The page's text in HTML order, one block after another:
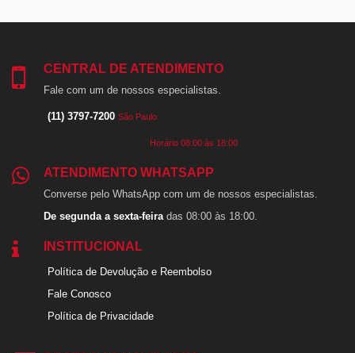
CENTRAL DE ATENDIMENTO
Fale com um de nossos especialistas.
(11) 3797-7200 São Paulo
Horário 08:00 às 18:00
ATENDIMENTO WHATSAPP
Converse pelo WhatsApp com um de nossos especialistas.
De segunda a sexta-feiradas 08:00 às 18:00.
INSTITUCIONAL
Política de Devolução e Reembolso
Fale Conosco
Política de Privacidade